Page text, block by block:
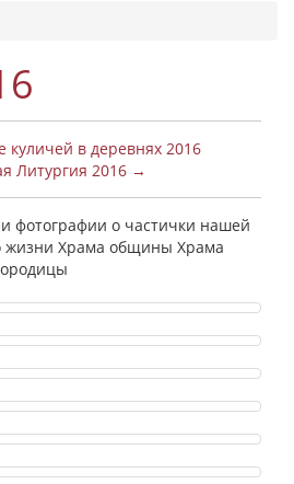
в деревнях 2016
Литургия 2016 →
фотографии о частички нашей
жизни Храма общины Храма